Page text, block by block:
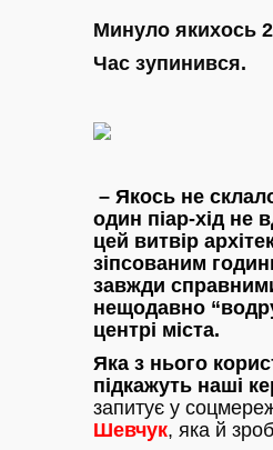
Минуло якихось
Час зупинився.
– Якось не
один піар-хід не
цей витвір
зіпсованим
завжди
нещодавно
центрі міста.
Яка з нього
підкажуть наші
запитує у
Шевчук, яка й